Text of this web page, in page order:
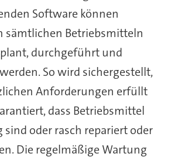
Software können
sämtlichen Betriebsmitteln
durchgeführt und
So wird sichergestellt,
Anforderungen erfüllt
dass Betriebsmittel
oder rasch repariert oder
Die regelmäßige Wartung